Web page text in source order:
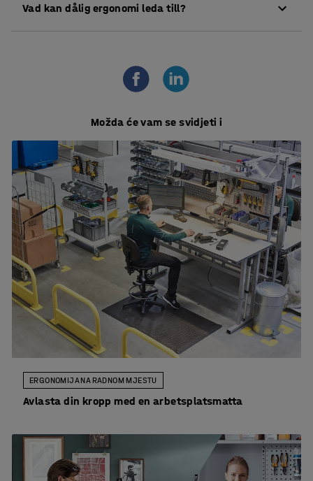
betyder arbete och nomos som betyder lag, regel.
Vad kan dålig ergonomi leda till?
Možda će vam se svidjeti i
ERGONOMIJA NA RADNOM MJESTU
Avlasta din kropp med en arbetsplatsmatta